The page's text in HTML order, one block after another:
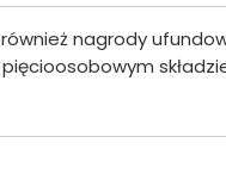
nagrody